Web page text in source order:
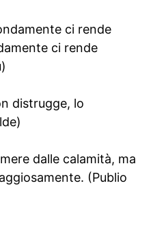
ci rende
ci rende
distrugge, lo
dalle calamità, ma
(Publio